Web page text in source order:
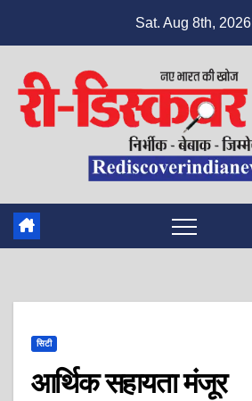
Sat. Aug 8th, 2026
सिटी
आर्थिक सहायता मंजूर